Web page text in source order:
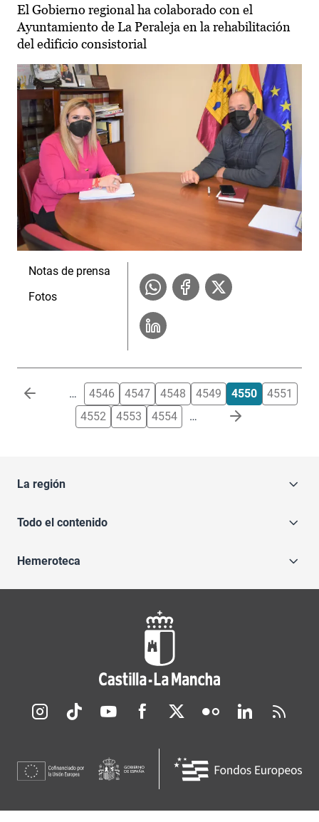
El Gobierno regional ha colaborado con el
Ayuntamiento de La Peraleja en la rehabilitación
del edificio consistorial
Notas de prensa
Fotos
Paginación … 4546 4547 4548 4549 4550
4551
4552
4553 4554 …
La región
Todo el contenido
Hemeroteca
Redes sociales JCCM